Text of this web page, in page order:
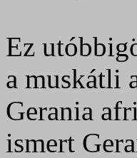
Ez
a muskátli
Gerania
ismert